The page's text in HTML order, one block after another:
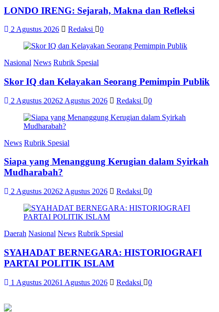
LONDO IRENG: Sejarah, Makna dan Refleksi
2 Agustus 2026 Redaksi 0
Nasional News Rubrik Spesial
Skor IQ dan Kelayakan Seorang Pemimpin Publik
2 Agustus 20262 Agustus 2026 Redaksi 0
News Rubrik Spesial
Siapa yang Menanggung Kerugian dalam Syirkah
Mudharabah?
2 Agustus 20262 Agustus 2026 Redaksi 0
Daerah Nasional News Rubrik Spesial
SYAHADAT BERNEGARA: HISTORIOGRAFI
PARTAI POLITIK ISLAM
1 Agustus 20261 Agustus 2026 Redaksi 0